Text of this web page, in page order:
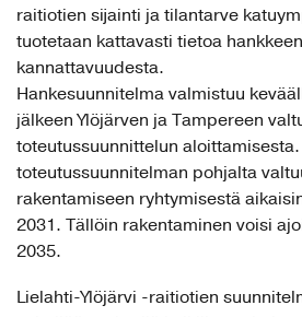
raitiotien sijainti ja tilantarve
tuotetaan kattavasti tietoa
kannattavuudesta.
Hankesuunnitelma valmistuu
jälkeen Ylöjärven ja Tampereen
toteutussuunnittelun
toteutussuunnitelman pohjalta
rakentamiseen ryhtymisestä
2031. Tällöin rakentaminen voisi
2035.
Lielahti-Ylöjärvi -raitiotien